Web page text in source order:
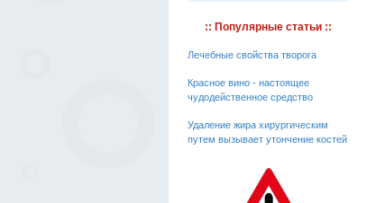
:: Популярные статьи ::
Лечебные свойства творога
Красное вино - настоящее
чудодейственное средство
Удаление жира хирургическим
путем вызывает утончение костей